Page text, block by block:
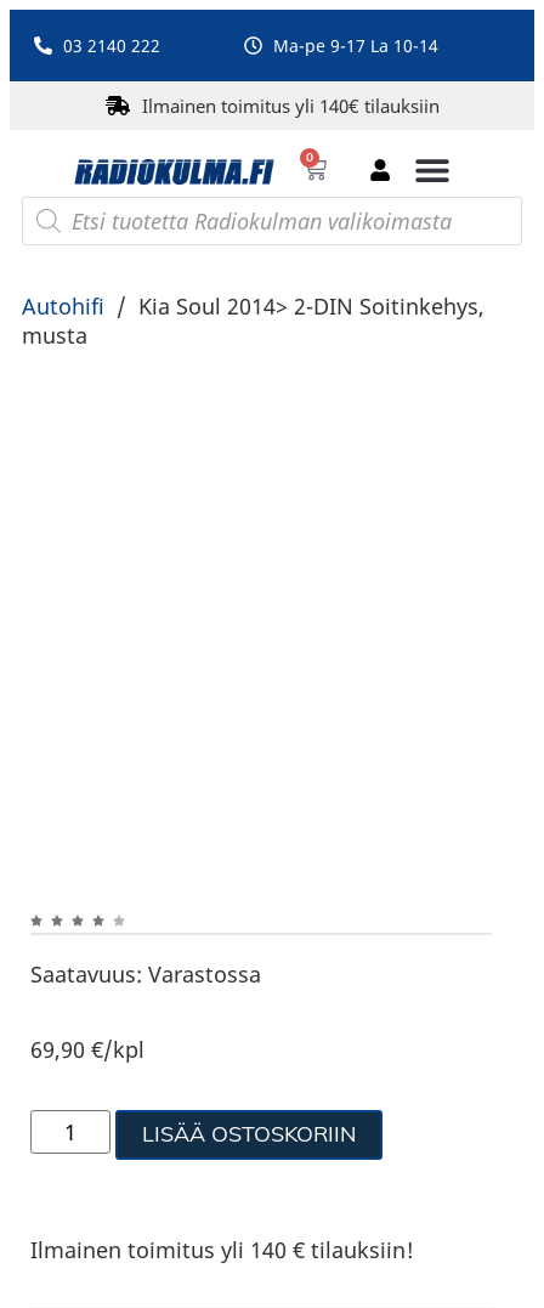
03 2140 222 Ma-pe 9-17 La 10-14
Ilmainen toimitus yli 140€ tilauksiin
0
Autohifi / Kia Soul 2014> 2-DIN Soitinkehys,
musta
Saatavuus: Varastossa
69,90€/kpl
LISÄÄ OSTOSKORIIN
Ilmainen toimitus yli 140 € tilauksiin!